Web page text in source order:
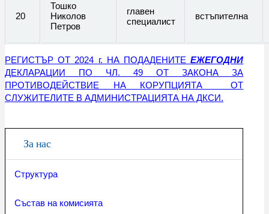
20
Тошко
Николов
Петров
главен
специалист
встъпителна
РЕГИСТЪР ОТ 2024 г. НА ПОДАДЕНИТЕЕЖЕГОДНИ
ДЕКЛАРАЦИИ ПО ЧЛ. 49 ОТ ЗАКОНА ЗА
ПРОТИВОДЕЙСТВИЕ НА КОРУПЦИЯТА ОТ
СЛУЖИТЕЛИТЕ В АДМИНИСТРАЦИЯТА НА ДКСИ.
За нас
Структура
Състав на комисията